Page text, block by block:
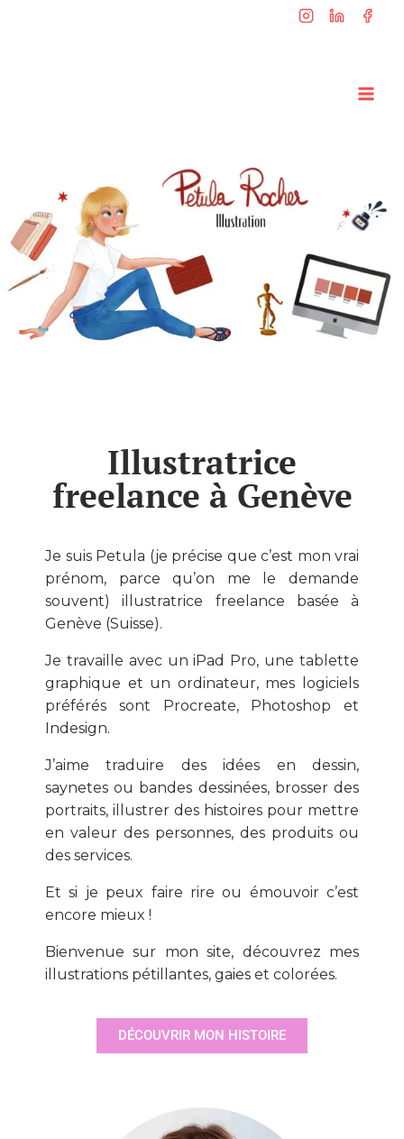
Illustratrice
freelance à Genève
Je suis Petula (je précise que c’est mon vrai
prénom, parce qu’on me le demande
souvent) illustratrice freelance basée à
Genève (Suisse).
Je travaille avec un iPad Pro, une tablette
graphique et un ordinateur, mes logiciels
préférés sont Procreate, Photoshop et
Indesign.
J’aime traduire des idées en dessin,
saynetes ou bandes dessinées, brosser des
portraits, illustrer des histoires pour mettre
en valeur des personnes, des produits ou
des services.
Et si je peux faire rire ou émouvoir c’est
encore mieux !
Bienvenue sur mon site, découvrez mes
illustrations pétillantes, gaies et colorées.
DÉCOUVRIR MON HISTOIRE